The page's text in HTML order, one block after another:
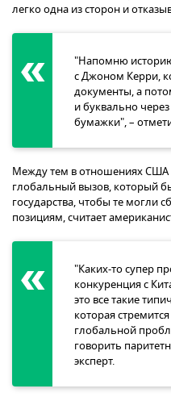
легко одна из сторон и
"Напомню
с Джоном Керри,
документы, а
и буквально
бумажки", –
Между тем в отношениях США
глобальный вызов, который
государства, чтобы те могли
позициям, считает
"Каких-то супер
конкуренция с
это все такие
которая
глобальной
говорить
эксперт.